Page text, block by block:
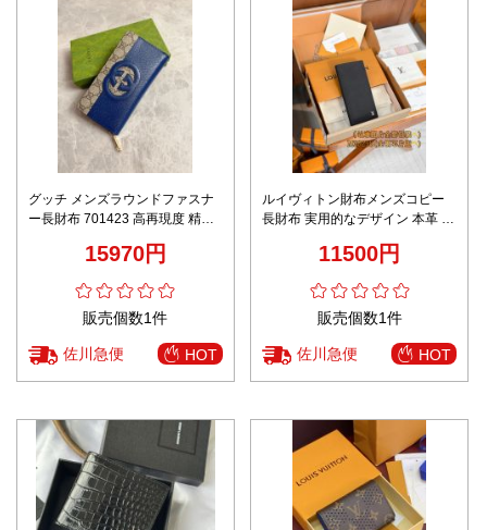
グッチ メンズラウンドファスナ
ー長財布 701423 高再現度 精密
ー満足保証 安心の日本倉庫
15970円
販売個数1件
佐川急便 HOT
ルイヴィトン財布メンズコピー
長財布 実用的なデザイン 本革 レ
11500円
販売個数1件
佐川急便 HOT